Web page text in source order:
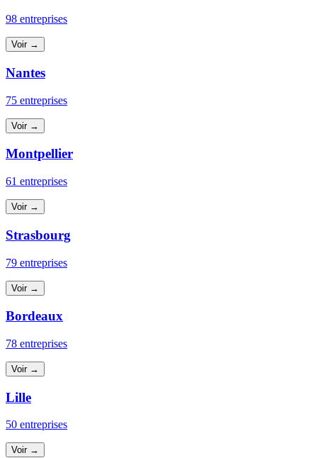
98 entreprises
Voir →
Nantes
75 entreprises
Voir →
Montpellier
61 entreprises
Voir →
Strasbourg
79 entreprises
Voir →
Bordeaux
78 entreprises
Voir →
Lille
50 entreprises
Voir →